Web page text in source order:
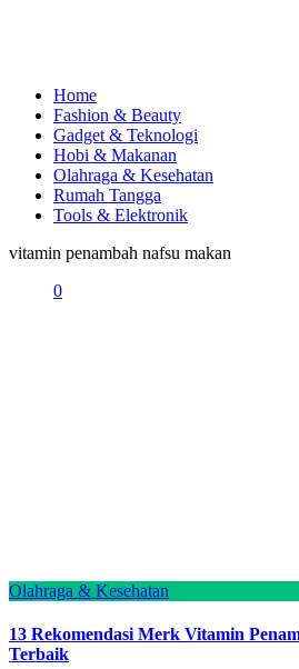
Home
Fashion & Beauty
Gadget & Teknologi
Hobi & Makanan
Olahraga & Kesehatan
Rumah Tangga
Tools & Elektronik
vitamin penambah nafsu makan
0
Olahraga & Kesehatan
13 Rekomendasi Merk Vitamin
Terbaik